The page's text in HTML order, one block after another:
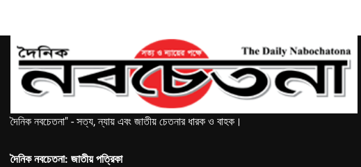
দৈনিক নবচেতনা" - সত্য, ন্যায় এবং জাতীয় চেতনার ধারক ও বাহক।
দৈনিক নবচেতনা: জাতীয় পত্রিকা